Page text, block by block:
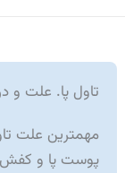
تاول پا. علت و
مهمترین علت
پوست پا و کفش